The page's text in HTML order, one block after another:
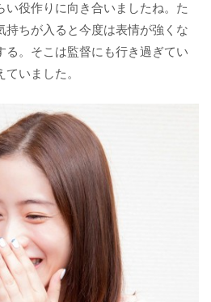
い役作りに向き合いましたね。た
持ちが入ると今度は表情が強くな
る。そこは監督にも行き過ぎてい
いました。